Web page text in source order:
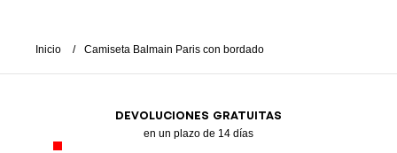
Inicio Camiseta Balmain Paris con bordado
DEVOLUCIONES GRATUITAS
en un plazo de 14 días